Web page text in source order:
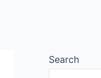
Search